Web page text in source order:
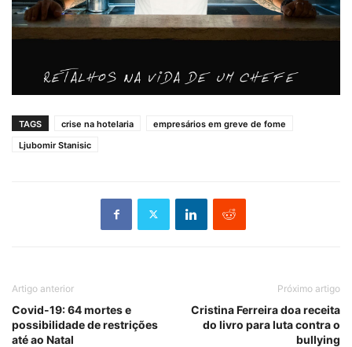
TAGS crise na hotelaria
empresários em greve de fome
Ljubomir Stanisic
Artigo anterior
Covid-19: 64 mortes e
possibilidade de restrições
até ao Natal
Próximo artigo
Cristina Ferreira doa receita
do livro para luta contra o
bullying